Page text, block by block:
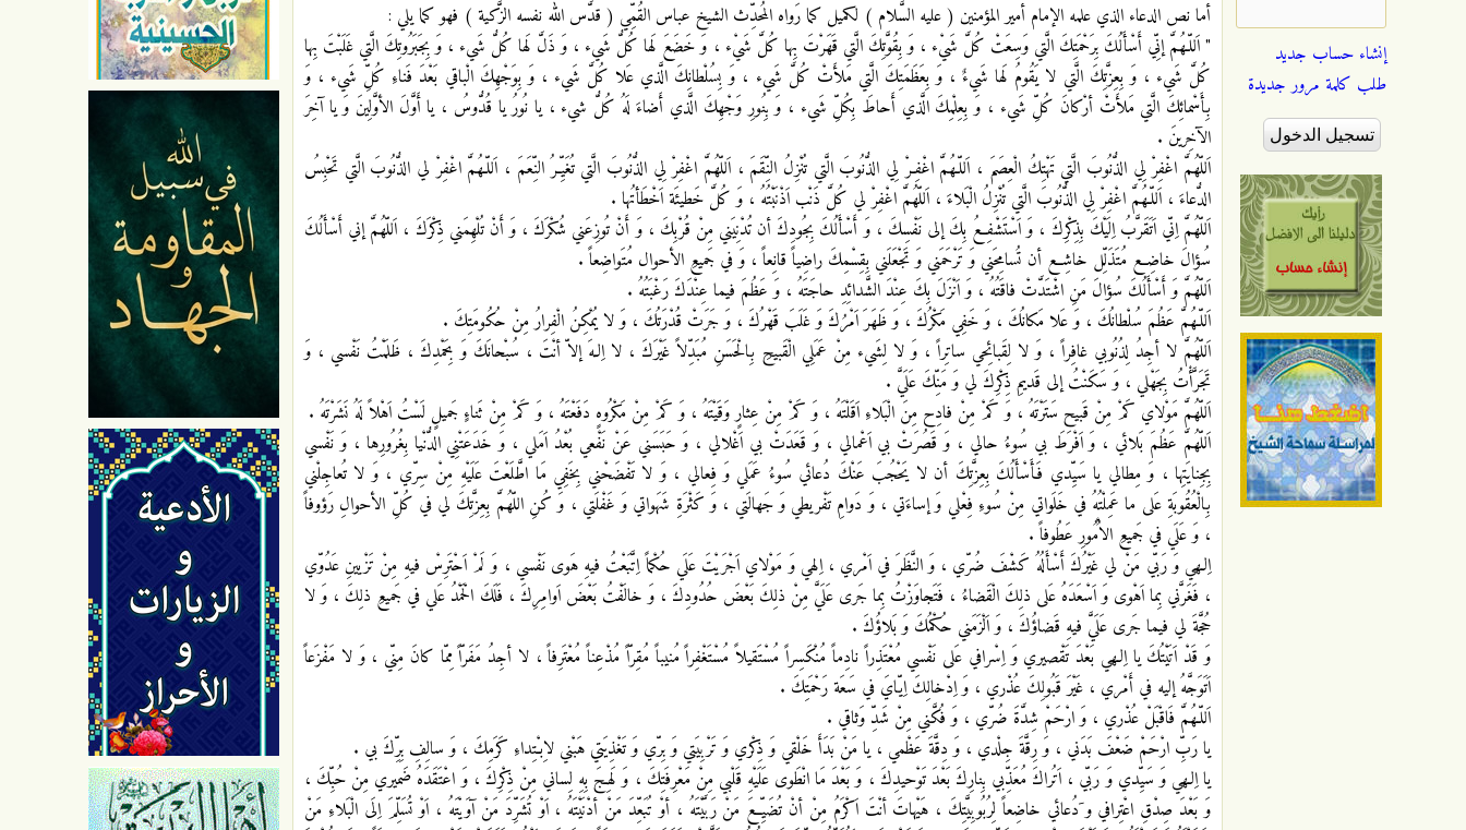
أما نص الدعاء الذي علمه الإمام أمير المؤمنين ( عليه السَّلام ) لكميل كما رَواه المُحدِّث الشيخ عباس القُمِّي ( قدَّس الله نفسه الزَّكية ) فهو كما يلي :
" اَللّـهُمَّ إنِّي أَسْأَلُكَ بِرَحْمَتِكَ الَّتي وَسِعَتْ كُلَّ شَيْء ، وَ بِقُوَّتِكَ الَّتي قَهَرْتَ بِها كُلَّ شَيْء ، وَ خَضَعَ لَها كُلُّ شَيء ، وَ ذَلَّ لَها كُلُّ شَيء ، وَ بِجَبَرُوتِكَ الَّتي غَلَبْتَ بِها
كُلَّ شَيء ، وَ بِعِزَّتِكَ الَّتي لا يَقُومُ لَها شَيءٌ ، وَ بِعَظَمَتِكَ الَّتي مَلأَتْ كُلَّ شَيء ، وَ بِسُلْطانِكَ الَّذي عَلا كُلَّ شَيء ، وَ بِوَجْهِكَ الْباقي بَعْدَ فَناءِ كُلِّ شَيء ، وَ
بِأَسْمائِكَ الَّتي مَلأَتْ أرْكانَ كُلِّ شَيء ، وَ بِعِلْمِكَ الَّذي أَحاطَ بِكُلِّ شَيء ، وَ بِنُورِ وَجْهِكَ الَّذي أَضاءَ لَهُ كُلُّ شيء ، يا نُورُ يا قُدُّوسُ ، يا أَوَّلَ الأوَّلِينَ وَ يا آخِرَ
الآخِرينَ .
اَللّهُمَّ اغْفِرْ لِي الذُّنُوبَ الَّتي تَهْتِكُ الْعِصَمَ ، اَللّـهُمَّ اغْفِـرْ لِي الذُّنُوبَ الَّتي تُنْزِلُ النِّقَمَ ، اَللّهُمَّ اغْفِرْ لِي الذُّنُوبَ الَّتي تُغَيِّـرُ النِّعَمَ ، اَللّـهُمَّ اغْفِرْ لي الذُّنُوبَ الَّتي تَحْبِسُ
الدُّعاءَ ، اَللّـهُمَّ اغْفِرْ لِي الذُّنُوبَ الَّتي تُنْزِلُ الْبَلاءَ ، اَللّهُمَّ اغْفِرْ لي كُلَّ ذَنْب اَذْنَبْتُهُ ، وَ كُلَّ خَطيئَة اَخْطَأتُها .
اَللّهُمَّ اِنّي اَتَقَرَّبُ اِلَيْكَ بِذِكْرِكَ ، وَ اَسْتَشْفِعُ بِكَ إلى نَفْسِكَ ، وَ أَسْأَلُكَ بِجُودِكَ أن تُدْنِيَني مِنْ قُرْبِكَ ، وَ أَنْ تُوزِعَني شُكْرَكَ ، وَ أَنْ تُلْهِمَني ذِكْرَكَ ، اَللّهُمَّ إني أَسْأَلُكَ
سُؤالَ خاضِع مُتَذَلِّل خاشِع أن تُسامِحَني وَ تَرْحَمَني وَ تَجْعَلَني بِقِسْمِكَ راضِياً قانِعاً ، وَ في جَميعِ الأحوال مُتَواضِعاً .
اَللّهُمَّ وَ أَسْأَلُكَ سُؤالَ مَنِ اشْتَدَّتْ فاقَتُهُ ، وَ اَنْزَلَ بِكَ عِنْدَ الشَّدائِدِ حاجَتَهُ ، وَ عَظُمَ فيما عِنْدَكَ رَغْبَتُهُ .
اَللّـهُمَّ عَظُمَ سُلْطانُكَ ، وَ عَلا مَكانُكَ ، وَ خَفِي مَكْرُكَ ، وَ ظَهَرَ اَمْرُكَ وَ غَلَبَ قَهْرُكَ ، وَ جَرَتْ قُدْرَتُكَ ، وَ لا يُمْكِنُ الْفِرارُ مِنْ حُكُومَتِكَ .
اَللّهُمَّ لا أجِدُ لِذُنُوبي غافِراً ، وَ لا لِقَبائِحي ساتِراً ، وَ لا لِشَيء مِنْ عَمَلِي الْقَبيحِ بِالْحَسَنِ مُبَدِّلاً غَيْرَكَ ، لا اِلـهَ إلاّ أنْتَ ، سُبْحانَكَ وَ بِحَمْدِكَ ، ظَلَمْتُ نَفْسي ، وَ
تَجَرَّأْتُ بِجَهْلي ، وَ سَكَنْتُ إلى قَديمِ ذِكْرِكَ لي وَ مَنِّكَ عَلَيَّ .
اَللّهُمَّ مَوْلاي كَمْ مِنْ قَبيح سَتَرْتَهُ ، وَ كَمْ مِنْ فادِح مِنَ الْبَلاءِ اَقَلْتَهُ ، وَ كَمْ مِنْ عِثارٍ وَقَيْتَهُ ، وَ كَمْ مِنْ مَكْرُوهٍ دَفَعْتَهُ ، وَ كَمْ مِنْ ثَناءٍ جَميلٍ لَسْتُ اَهْلاً لَهُ نَشَرْتَهُ .
اَللّهُمَّ عَظُمَ بَلائي ، وَ اَفْرَطَ بي سُوءُ حالي ، وَ قَصُرَتْ بي اَعْمالي ، وَ قَعَدَتْ بي اَغْلالي ، وَ حَبَسَني عَنْ نَفْعي بُعْدُ اَمَلي ، وَ خَدَعَتْنِي الدُّنْيا بِغُرُورِها ، وَ نَفْسي
بِجِنايَتِها ، وَ مِطالي يا سَيِّدي فَأَسْأَلُكَ بِعِزَّتِكَ أن لا يَحْجُبَ عَنْكَ دُعائي سُوءُ عَمَلي وَ فِعالي ، وَ لا تَفْضَحْني بِخَفِي مَا اطَّلَعْتَ عَلَيْهِ مِنْ سِرّي ، وَ لا تُعاجِلْني
بِالْعُقُوبَةِ عَلى ما عَمِلْتُهُ في خَلَواتي مِنْ سُوءِ فِعْلي وَ إساءَتي ، وَ دَوامِ تَفْريطي وَ جَهالَتي ، وَ كَثْرَةِ شَهَواتي وَ غَفْلَتي ، وَ كُنِ اللّهُمَّ بِعِزَّتِكَ لي في كُلِّ الأحوالِ رَؤوفاً
، وَ عَلَي في جَميعِ الاُْمُورِ عَطُوفاً .
اِلـهي وَ رَبّي مَنْ لي غَيْرُكَ أَسْأَلُهُ كَشْفَ ضُرّي ، وَ النَّظَرَ في اَمْري ، اِلهي وَ مَوْلاي اَجْرَيْتَ عَلَي حُكْماً اِتَّبَعْتُ فيهِ هَوى نَفْسي ، وَ لَمْ اَحْتَرِسْ فيهِ مِنْ تَزْيينِ عَدُوّي
، فَغَرَّني بِما اَهْوى وَ اَسْعَدَهُ عَلى ذلِكَ الْقَضاءُ ، فَتَجاوَزْتُ بِما جَرى عَلَيَّ مِنْ ذلِكَ بَعْضَ حُدُودِكَ ، وَ خالَفْتُ بَعْضَ اَوامِرِكَ ، فَلَكَ الْحَمْدُ عَلي في جَميعِ ذلِكَ ، وَ لا
حُجَّةَ لي فيما جَرى عَلَيَّ فيهِ قَضاؤُكَ ، وَ اَلْزَمَني حُكْمُكَ وَ بَلاؤُكَ .
وَ قَدْ اَتَيْتُكَ يا اِلـهي بَعْدَ تَقْصيري وَ اِسْرافي عَلى نَفْسي مُعْتَذِراً نادِماً مُنْكَسِراً مُسْتَقيلاً مُسْتَغْفِراً مُنيباً مُقِرّاً مُذْعِناً مُعْتَرِفاً ، لا أجِدُ مَفَرّاً مِمّا كانَ مِنّي ، وَ لا مَفْزَعاً
اَتَوَجَّهُ إليه في أَمْري ، غَيْرَ قَبُولِكَ عُذْري ، وَ اِدْخالِكَ اِيّايَ في سَعَة رَحْمَتِكَ .
اَللّـهُمَّ فَاقْبَلْ عُذْري ، وَ ارْحَمْ شِدَّةَ ضُرّي ، وَ فُكَّني مِنْ شَدِّ وَثاقي .
يا رَبِّ ارْحَمْ ضَعْفَ بَدَني ، وَ رِقَّةَ جِلْدي ، وَ دِقَّةَ عَظْمي ، يا مَنْ بَدَأَ خَلْقي وَ ذِكْري وَ تَرْبِيَتي وَ بِرّي وَ تَغْذِيَتي هَبْني لاِبـْتِداءِ كَرَمِكَ ، وَ سالِفِ بِرِّكَ بي .
يا اِلـهي وَ سَيِّدي وَ رَبّي ، اَتُراكَ مُعَذِّبي بِنارِكَ بَعْدَ تَوْحيدِكَ ، وَ بَعْدَ مَا انْطَوى عَلَيْهِ قَلْبي مِنْ مَعْرِفَتِكَ ، وَ لَهِجَ بِهِ لِساني مِنْ ذِكْرِكَ ، وَ اعْتَقَدَهُ ضَميري مِنْ حُبِّكَ ،
وَ بَعْدَ صِدْقِ اعْتِرافي و َدُعائي خاضِعاً لِرُبُوبِيَّتِكَ ، هَيْهاتَ أنْتَ اَكْرَمُ مِنْ أنْ تُضَيِّعَ مَنْ رَبَّيْتَهُ ، أوْ تُبَعِّدَ مَنْ أدْنَيْتَهُ ، اَوْ تُشَرِّدَ مَنْ آوَيْتَهُ ، اَوْ تُسَلِّمَ اِلَى الْبَلاءِ مَنْ
إنشاء حساب جديد
طلب كلمة مرور جديدة